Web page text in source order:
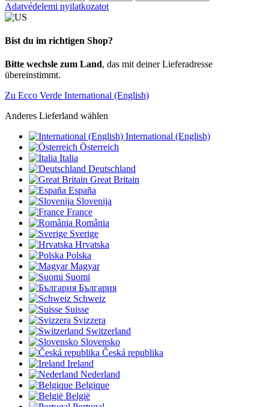
Adatvédelemi nyilatkozatot
Bist du im richtigen Shop?
Bitte wechsle zum Land, das mit deiner Lieferadresse
übereinstimmt.
Zu Ecco Verde International (English)
Anderes Lieferland wählen
International (English)
Österreich
Italia
Deutschland
Great Britain
España
Slovenija
France
România
Sverige
Hrvatska
Polska
Magyar
Suomi
България
Schweiz
Suisse
Svizzera
Switzerland
Slovensko
Česká republika
Ireland
Nederland
Belgique
België